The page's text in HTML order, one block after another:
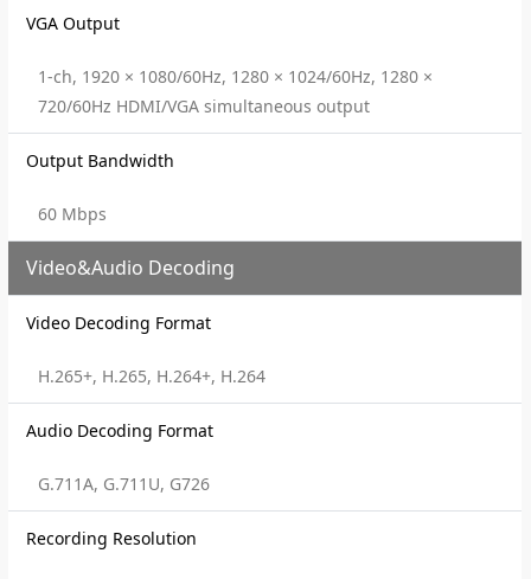
VGA Output
1-ch, 1920 × 1080/60Hz, 1280 × 1024/60Hz, 1280 ×
720/60Hz HDMI/VGA simultaneous output
Output Bandwidth
60 Mbps
Video&Audio Decoding
Video Decoding Format
H.265+, H.265, H.264+, H.264
Audio Decoding Format
G.711A, G.711U, G726
Recording Resolution